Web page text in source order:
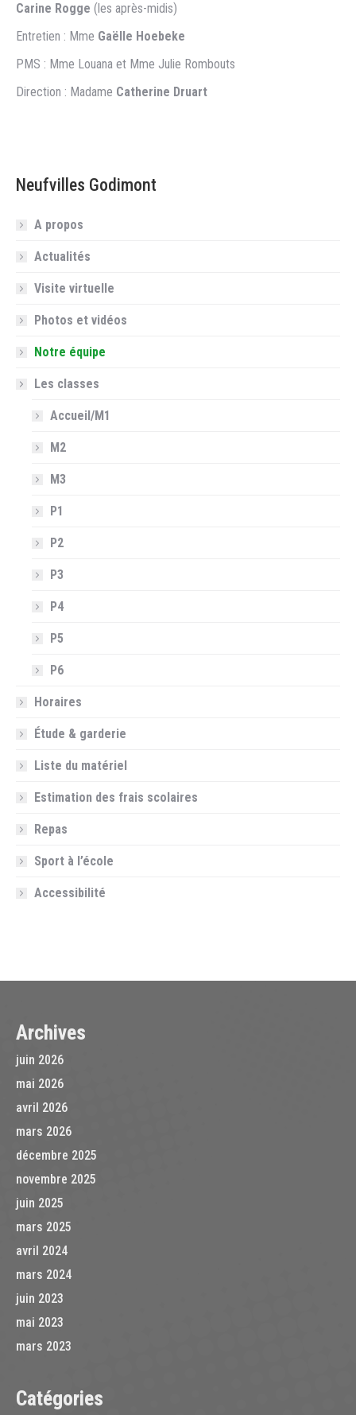
Carine Rogge (les après-midis)
Entretien : Mme Gaëlle Hoebeke
PMS : Mme Louana et Mme Julie Rombouts
Direction : Madame Catherine Druart
Neufvilles Godimont
A propos
Actualités
Visite virtuelle
Photos et vidéos
Notre équipe
Les classes
Accueil/M1
M2
M3
P1
P2
P3
P4
P5
P6
Horaires
Étude & garderie
Liste du matériel
Estimation des frais scolaires
Repas
Sport à l’école
Accessibilité
Archives
juin 2026
mai 2026
avril 2026
mars 2026
décembre 2025
novembre 2025
juin 2025
mars 2025
avril 2024
mars 2024
juin 2023
mai 2023
mars 2023
Catégories